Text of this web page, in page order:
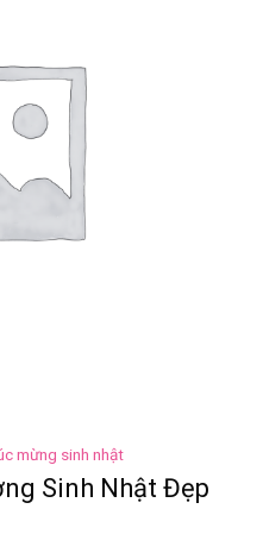
mừng sinh nhật
Sinh Nhật Đẹp